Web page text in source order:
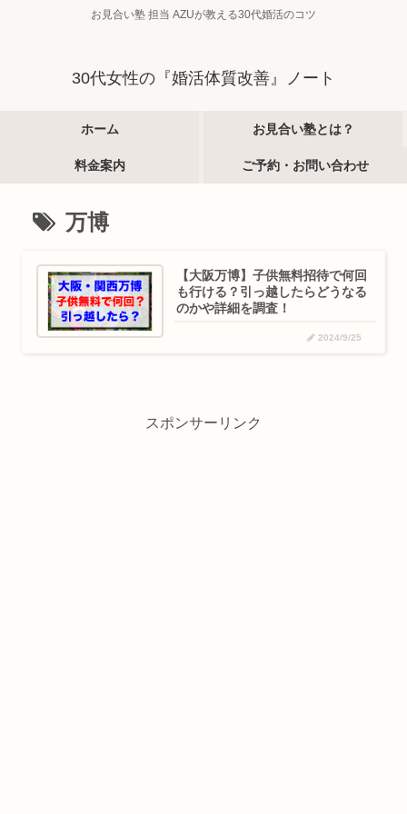
お見合い塾 担当 AZUが教える30代婚活のコツ
30代女性の『婚活体質改善』ノート
ホーム お見合い塾とは？
料金案内 ご予約・お問い合わせ
万博
【大阪万博】子供無料招待で何回
も行ける？引っ越したらどうなる
のかや詳細を調査！
2024/9/25
スポンサーリンク